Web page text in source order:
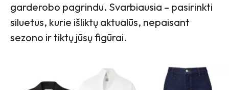
garderobo pagrindu. Svarbiausia – pasirinkti
siluetus, kurie išliktų aktualūs, nepaisant
sezono ir tiktų jūsų figūrai.